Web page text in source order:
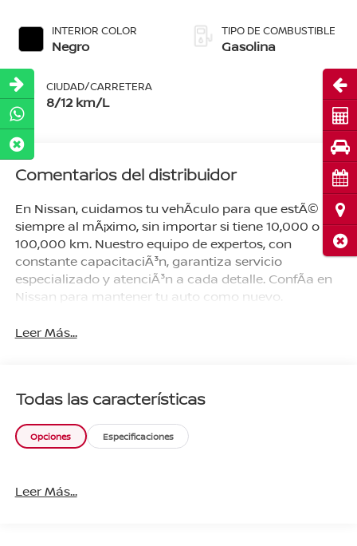
Vibrante,
Plata/Negro, Rojo
Blanco
Lunar/Negro
INTERIOR COLOR
Negro
CIUDAD/CARRETERA
8/12 km/L
TIPO DE COMBUSTIBLE
Gasolina
Comentarios del distribuidor
En Nissan, cuidamos tu vehÃ­culo para que estÃ©
siempre al mÃ¡ximo, sin importar si tiene 10,000 o
100,000 km. Nuestro equipo de expertos, con
constante capacitaciÃ³n, garantiza servicio
especializado y atenciÃ³n a cada detalle. ConfÃ­a en
Nissan para mantener tu auto como nuevo.
Leer Más...
Todas las características
Opciones Especificaciones
Leer Más...